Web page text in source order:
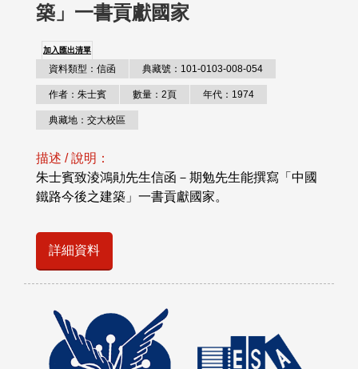
築」一書貢獻國家
加入匯出清單
資料類型：信函 典藏號：101-0103-008-054
作者：朱士賓 數量：2頁 年代：1974
典藏地：交大校區
描述 / 說明：
朱士賓致淩鴻勛先生信函－期勉先生能撰寫「中國
鐵路今後之建築」一書貢獻國家。
詳細資料